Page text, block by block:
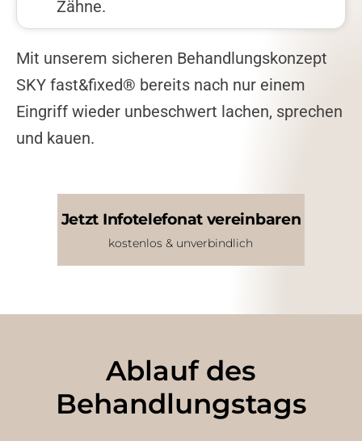
Zähne.
Mit unserem sicheren Behandlungskonzept
SKY fast&fixed® bereits nach nur einem
Eingriff wieder unbeschwert lachen, sprechen
und kauen.
Jetzt Infotelefonat vereinbaren
kostenlos & unverbindlich
Ablauf des
Behandlungstags